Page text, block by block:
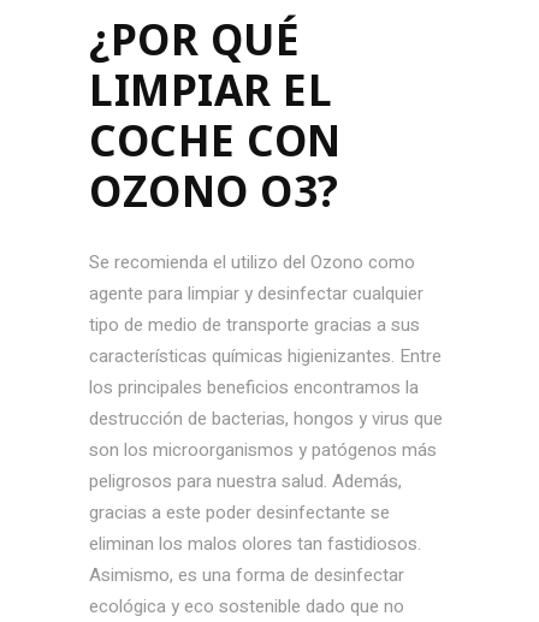
¿POR QUÉ
LIMPIAR EL
COCHE CON
OZONO O3?
Se recomienda el utilizo del Ozono como
agente para limpiar y desinfectar cualquier
tipo de medio de transporte gracias a sus
características químicas higienizantes. Entre
los principales beneficios encontramos la
destrucción de bacterias, hongos y virus que
son los microorganismos y patógenos más
peligrosos para nuestra salud. Además,
gracias a este poder desinfectante se
eliminan los malos olores tan fastidiosos.
Asimismo, es una forma de desinfectar
ecológica y eco sostenible dado que no